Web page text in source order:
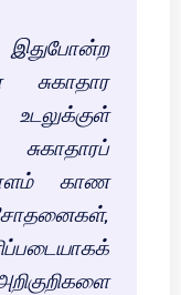
இதுபோன்ற
சுகாதார
காண